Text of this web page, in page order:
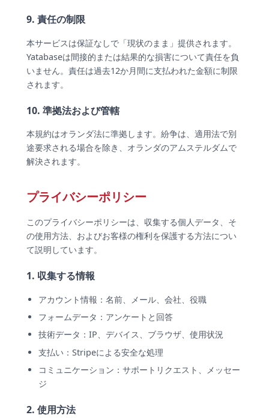
9. 責任の制限
本サービスは保証なしで「現状のまま」提供されます。
Yatabaseは間接的または結果的な損害について責任を負
いません。責任は過去12か月間に支払われた金額に制限
されます。
10. 準拠法および管轄
本規約はオランダ法に準拠します。紛争は、適用法で別
途要求される場合を除き、オランダのアムステルダムで
解決されます。
プライバシーポリシー
このプライバシーポリシーは、収集する個人データ、そ
の使用方法、およびお客様の権利を保護する方法につい
て説明しています。
1. 収集する情報
アカウント情報：名前、メール、会社、役職
フォームデータ：アンケートと回答
技術データ：IP、デバイス、ブラウザ、使用状況
支払い：Stripeによる安全な処理
コミュニケーション：サポートリクエスト、メッセー
ジ
2. 使用方法